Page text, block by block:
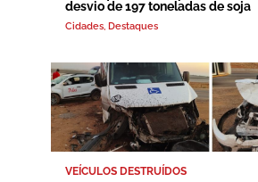
desvio de 197 toneladas de soja
Cidades, Destaques
VEÍCULOS DESTRUÍDOS